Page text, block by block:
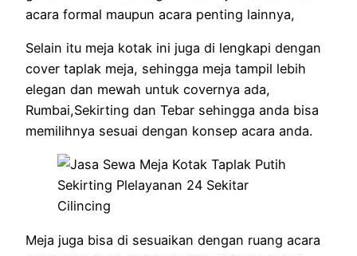
acara formal maupun acara penting lainnya,
Selain itu meja kotak ini juga di lengkapi dengan
cover taplak meja, sehingga meja tampil lebih
elegan dan mewah untuk covernya ada,
Rumbai,Sekirting dan Tebar sehingga anda bisa
memilihnya sesuai dengan konsep acara anda.
Meja juga bisa di sesuaikan dengan ruang acara